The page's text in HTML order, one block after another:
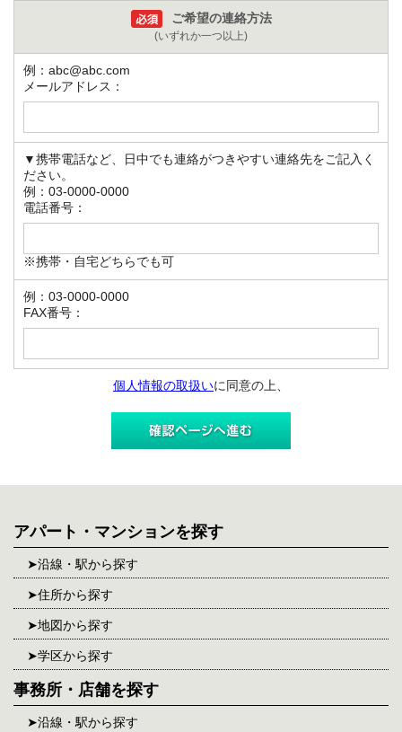
ご希望の連絡方法
(いずれか一つ以上)
例：abc@abc.com
メールアドレス：
▼携帯電話など、日中でも連絡がつきやすい連絡先をご記入く
ださい。
例：03-0000-0000
電話番号：
※携帯・自宅どちらでも可
例：03-0000-0000
FAX番号：
個人情報の取扱いに同意の上、
アパート・マンションを探す
沿線・駅から探す
住所から探す
地図から探す
学区から探す
事務所・店舗を探す
沿線・駅から探す